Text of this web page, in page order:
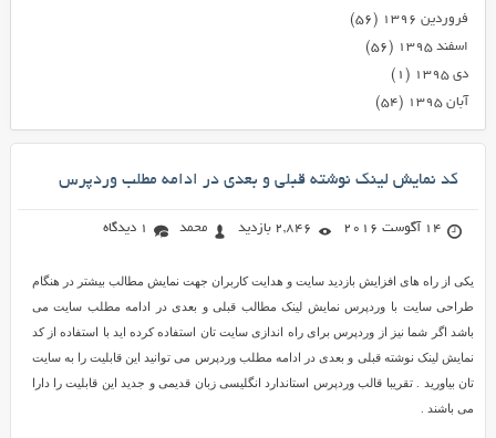
فروردین ۱۳۹۶
(۵۶)
اسفند ۱۳۹۵
(۵۶)
دی ۱۳۹۵
(۱)
آبان ۱۳۹۵
(۵۴)
کد نمایش لینک نوشته قبلی و بعدی در ادامه مطلب وردپرس
14 آگوست 2016 2,846 بازدید محمد 1 دیدگاه
یکی از راه های افزایش بازدید سایت و هدایت کاربران جهت نمایش مطالب بیشتر در هنگام
طراحی سایت با وردپرس نمایش لینک مطالب قبلی و بعدی در ادامه مطلب سایت می
باشد اگر شما نیز از وردپرس برای راه اندازی سایت تان استفاده کرده اید با استفاده از کد
نمایش لینک نوشته قبلی و بعدی در ادامه مطلب وردپرس می توانید این قابلیت را به سایت
تان بیاورید . تقریبا قالب وردپرس استاندارد انگلیسی زبان قدیمی و جدید این قابلیت را دارا
می باشند .